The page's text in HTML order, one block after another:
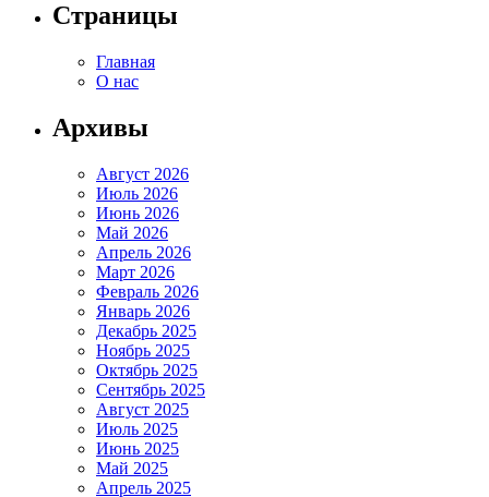
Страницы
Главная
О нас
Архивы
Август 2026
Июль 2026
Июнь 2026
Май 2026
Апрель 2026
Март 2026
Февраль 2026
Январь 2026
Декабрь 2025
Ноябрь 2025
Октябрь 2025
Сентябрь 2025
Август 2025
Июль 2025
Июнь 2025
Май 2025
Апрель 2025